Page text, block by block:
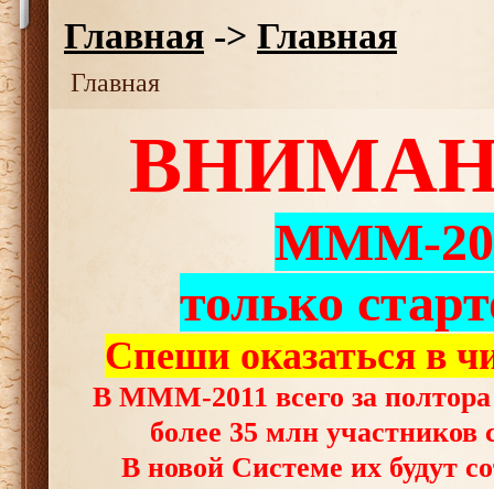
Главная -> Главная
Главная
МММ-
только
Спеши оказаться в
В МММ-2011 всего за
более 35 млн участников
В новой Системе их будут